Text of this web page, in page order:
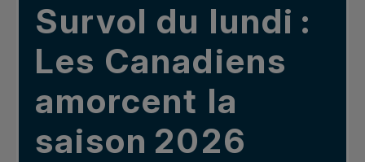
Survol du lundi :
Les Canadiens
amorcent la
saison 2026